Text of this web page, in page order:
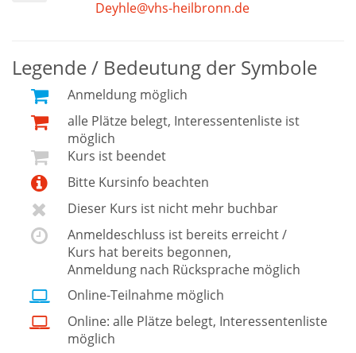
Deyhle@vhs-heilbronn.de
Legende / Bedeutung der Symbole
Anmeldung möglich
alle Plätze belegt, Interessentenliste ist
möglich
Kurs ist beendet
Bitte Kursinfo beachten
Dieser Kurs ist nicht mehr buchbar
Anmeldeschluss ist bereits erreicht /
Kurs hat bereits begonnen,
Anmeldung nach Rücksprache möglich
Online-Teilnahme möglich
Online: alle Plätze belegt, Interessentenliste
möglich